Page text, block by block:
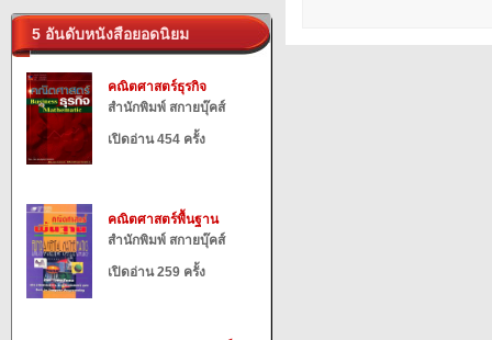
5 อันดับหนังสือยอดนิยม
คณิตศาสตร์ธุรกิจ
สำนักพิมพ์ สกายบุ๊คส์
เปิดอ่าน 454 ครั้ง
คณิตศาสตร์พื้นฐาน
สำนักพิมพ์ สกายบุ๊คส์
เปิดอ่าน 259 ครั้ง